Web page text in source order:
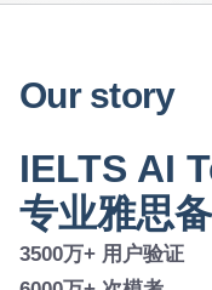
Our story
IELTS AI
专业雅思
3500万+ 用户验证